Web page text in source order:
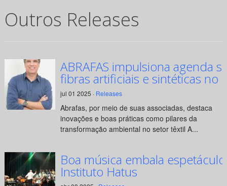
Outros Releases
ABRAFAS impulsiona agenda
fibras artificiais e sintéticas no
jul 01 2025 · Releases
Abrafas, por meio de suas associadas, destaca
inovações e boas práticas como pilares da
transformação ambiental no setor têxtil A...
Boa música embala
Instituto Hatus